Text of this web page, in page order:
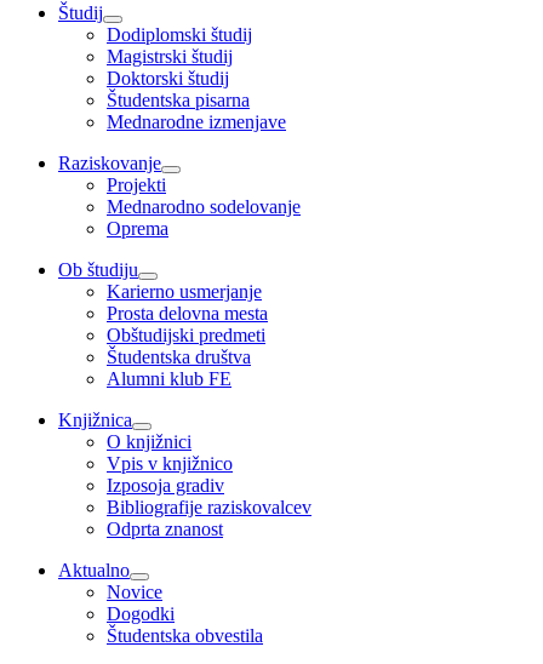
Študij
Dodiplomski študij
Magistrski študij
Doktorski študij
Študentska pisarna
Mednarodne izmenjave
Raziskovanje
Projekti
Mednarodno sodelovanje
Oprema
Ob študiju
Karierno usmerjanje
Prosta delovna mesta
Obštudijski predmeti
Študentska društva
Alumni klub FE
Knjižnica
O knjižnici
Vpis v knjižnico
Izposoja gradiv
Bibliografije raziskovalcev
Odprta znanost
Aktualno
Novice
Dogodki
Študentska obvestila